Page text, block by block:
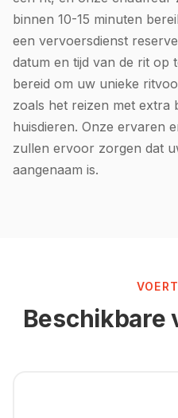
binnen 10-15 minuten
een vervoersdienst
datum en tijd van de rit op
bereid om uw unieke
zoals het reizen met extra
huisdieren. Onze ervaren
zullen ervoor zorgen dat
aangenaam is.
Beschikbare